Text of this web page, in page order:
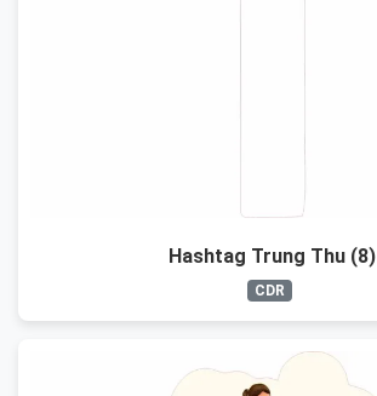
Hashtag Trung Thu (8)
CDR